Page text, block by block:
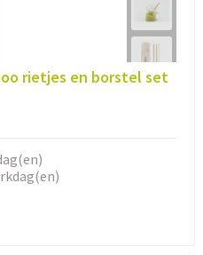
rietjes en borstel set